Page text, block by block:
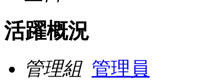
活躍概況
管理組 管理員